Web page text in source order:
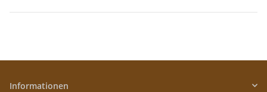
Informationen